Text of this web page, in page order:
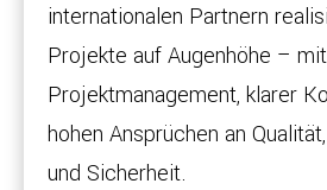
internationalen Partnern
Projekte auf Augenhöhe –
Projektmanagement, klarer
hohen Ansprüchen an
und Sicherheit.